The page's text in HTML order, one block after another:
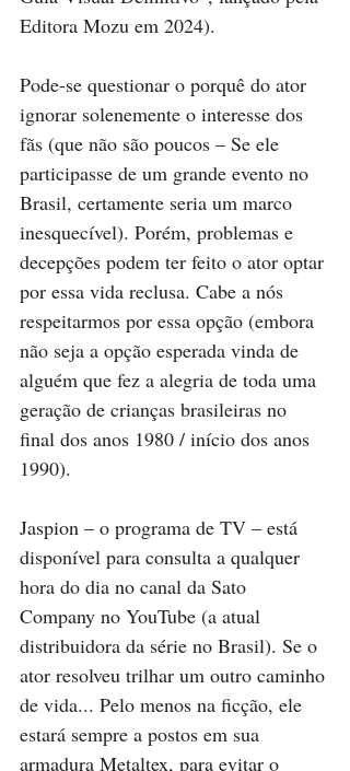
Editora Mozu em 2024).
Pode-se questionar o porquê do ator
ignorar solenemente o interesse dos
fãs (que não são poucos – Se ele
participasse de um grande evento no
Brasil, certamente seria um marco
inesquecível). Porém, problemas e
decepções podem ter feito o ator optar
por essa vida reclusa. Cabe a nós
respeitarmos por essa opção (embora
não seja a opção esperada vinda de
alguém que fez a alegria de toda uma
geração de crianças brasileiras no
final dos anos 1980 / início dos anos
1990).
Jaspion – o programa de TV – está
disponível para consulta a qualquer
hora do dia no canal da Sato
Company no YouTube (a atual
distribuidora da série no Brasil). Se o
ator resolveu trilhar um outro caminho
de vida... Pelo menos na ficção, ele
estará sempre a postos em sua
armadura Metaltex, para evitar o